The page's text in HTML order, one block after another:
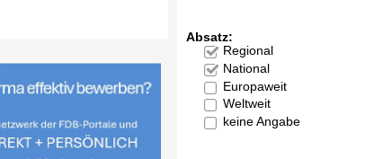
Absatz:
Regional
National
Europaweit
Weltweit
keine Angabe